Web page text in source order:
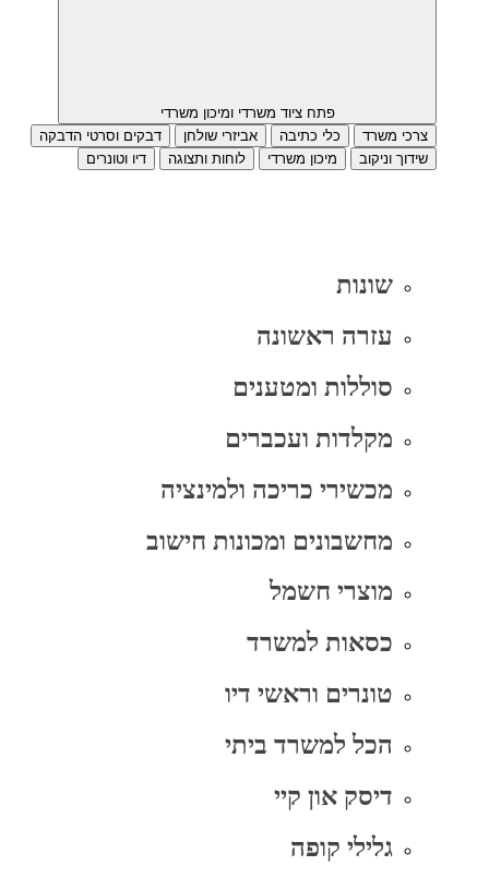
פתח ציוד משרדי ומיכון משרדי
צרכי משרד
כלי כתיבה אביזרי שולחן
דבקים וסרטי הדבקה
שידוך וניקוב
מיכון משרדי לוחות ותצוגה דיו וטונרים
שונות
עזרה ראשונה
סוללות ומטענים
מקלדות ועכברים
מכשירי כריכה ולמינציה
מחשבונים ומכונות חישוב
מוצרי חשמל
כסאות למשרד
טונרים וראשי דיו
הכל למשרד ביתי
דיסק און קיי
גלילי קופה